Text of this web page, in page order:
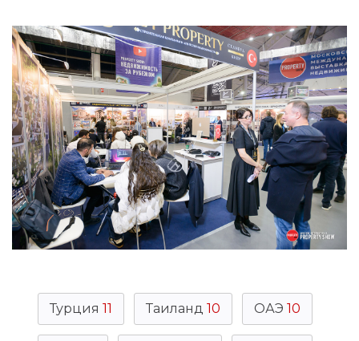
Турция 11 Таиланд 10 ОАЭ 10